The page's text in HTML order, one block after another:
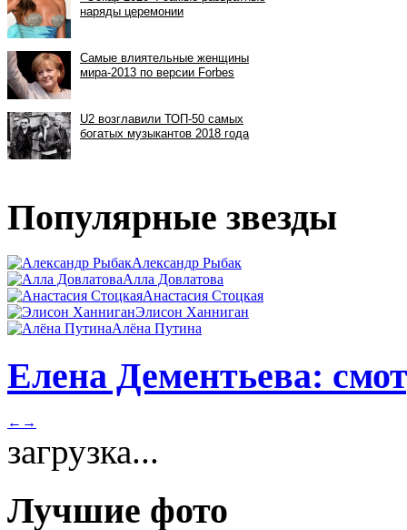
Популярные звезды
Александр Рыбак
Алла Довлатова
Анастасия Стоцкая
Элисон Ханниган
Алёна Путина
Елена Дементьева:
← →
загрузка...
Лучшие фото